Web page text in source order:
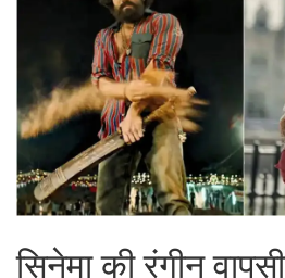
सिनेमा की रंगीन वापसी